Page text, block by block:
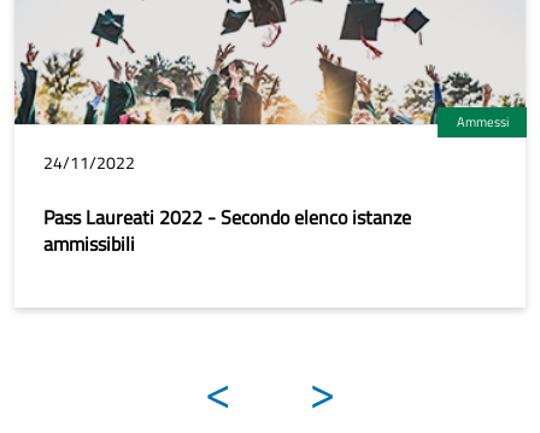
Ammessi
24/11/2022
Pass Laureati 2022 - Secondo elenco istanze
ammissibili
< >